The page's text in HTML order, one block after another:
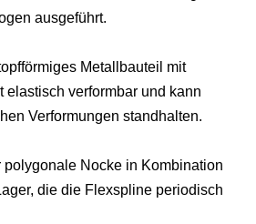
ausgeführt.
Metallbauteil mit
elastisch verformbar und kann
Verformungen standhalten.
Nocke in Kombination
die die Flexspline periodisch